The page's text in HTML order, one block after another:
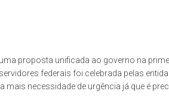
proposta unificada ao governo na
federais foi celebrada pelas
necessidade de urgência já que é